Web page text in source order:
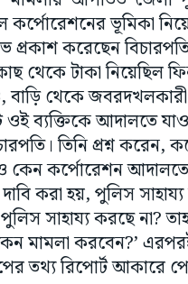
ভূমিকা
প্রকাশ করেছেন
থেকে টাকা নিয়েছিল
থেকে
ওই ব্যক্তিকে আদালতে
তিনি প্রশ্ন করেন,
কেন কর্পোরেশন
করা হয়, পুলিস
সাহায্য করছে না?
মামলা করবেন?’
তথ্য রিপোর্ট আকারে